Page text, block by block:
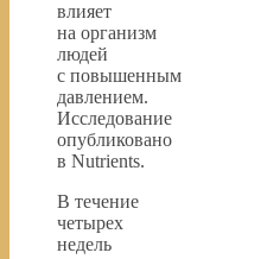
влияет
на организм
людей
с повышенным
давлением.
Исследование
опубликовано
в Nutrients.
В течение
четырех
недель